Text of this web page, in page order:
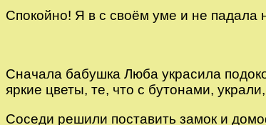
Спокойно! Я в с своём уме и не падала
Сначала бабушка Люба украсила
яркие цветы, те, что с бутонами,
Соседи решили поставить замок и